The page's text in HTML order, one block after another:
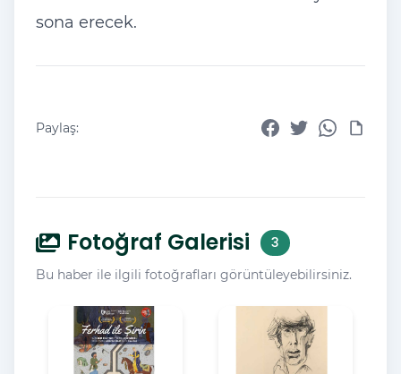
sona erecek.
Paylaş:
Fotoğraf Galerisi 3
Bu haber ile ilgili fotoğrafları görüntüleyebilirsiniz.